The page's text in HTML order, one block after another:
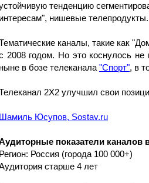
тенденцию
интересам", нишевые телепродукты.
каналы, такие как
2008 годом. Но это коснулось не
ныне в бозе телеканала "Спорт", в
2Х2 улучшил свои
Шамиль Юсупов, Sostav.ru
показатели каналов
Регион: Россия (города 100 000+)
старше 4 лет